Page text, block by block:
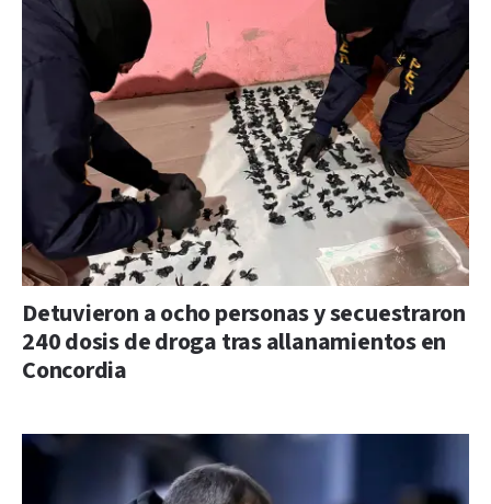
Detuvieron a ocho personas y secuestraron
240 dosis de droga tras allanamientos en
Concordia